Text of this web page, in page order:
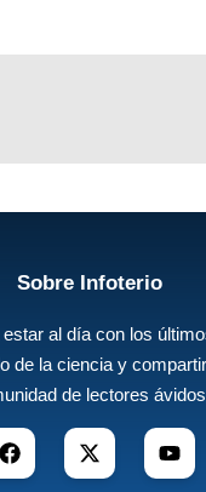
Sobre Infoterio
al día con los
de la ciencia y
de lectores